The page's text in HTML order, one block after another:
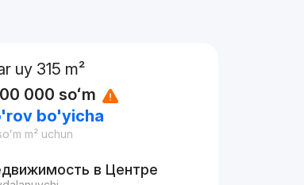
uy 315 m²
000 soʻm
bo'yicha
m² uchun
в Центре